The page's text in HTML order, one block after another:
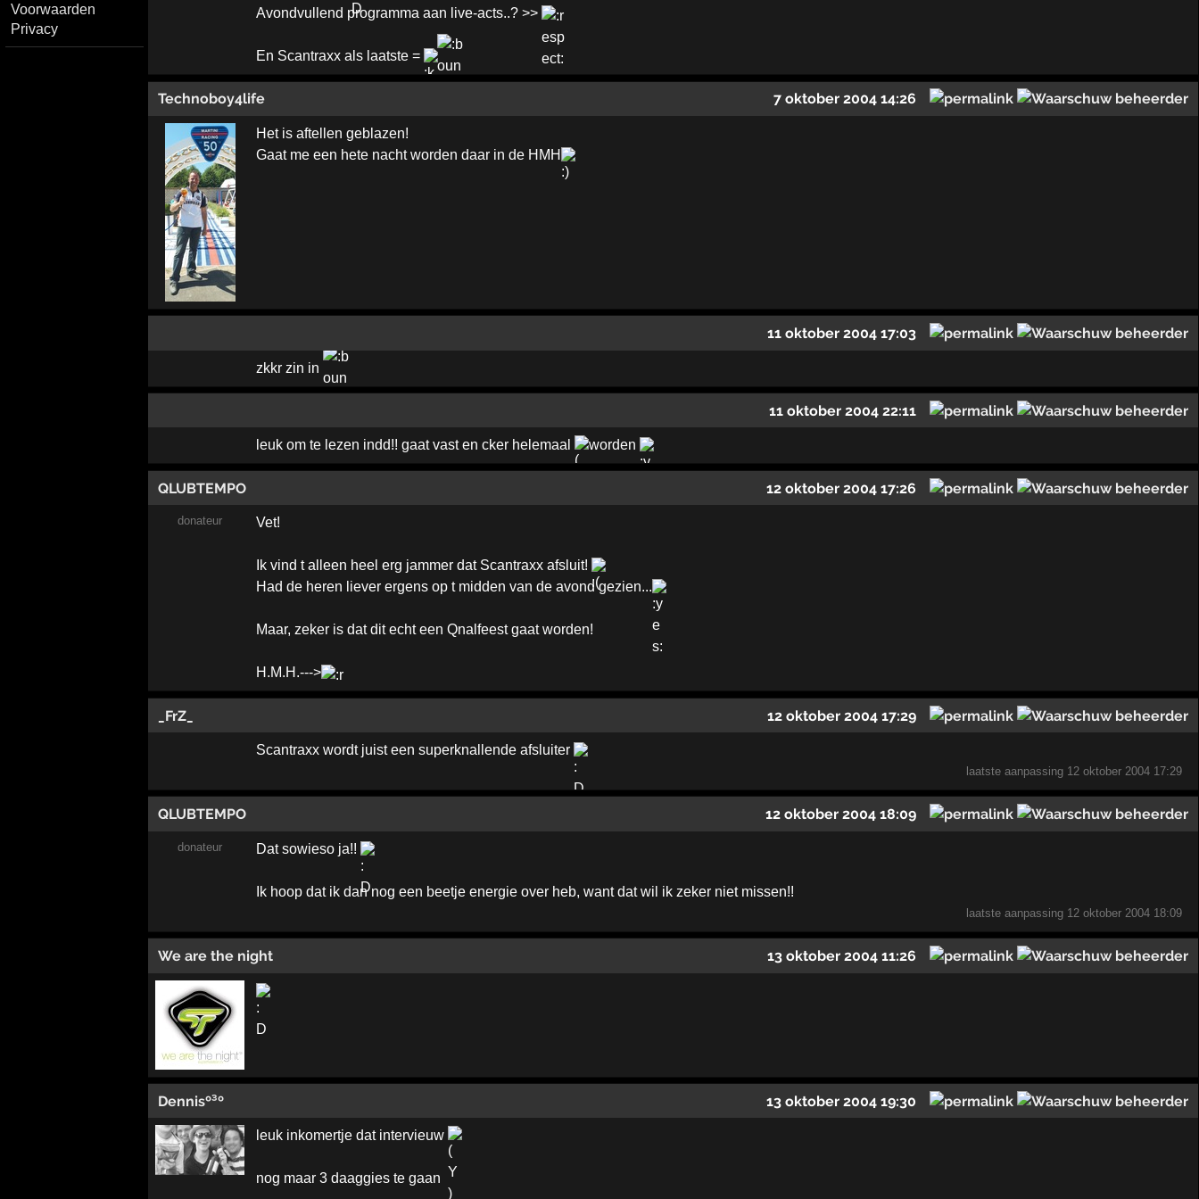
Voorwaarden
Privacy
Avondvullend programma aan live-acts..? >>
En Scantraxx als laatste =
Technoboy4life 7 oktober 2004 14:26
Het is aftellen geblazen!
Gaat me een hete nacht worden daar in de HMH
11 oktober 2004 17:03
zkkr zin in
11 oktober 2004 22:11
leuk om te lezen indd!! gaat vast en cker helemaal worden
QLUBTEMPO 12 oktober 2004 17:26
donateur Vet!
Ik vind t alleen heel erg jammer dat Scantraxx afsluit!
Had de heren liever ergens op t midden van de avond gezien...
Maar, zeker is dat dit echt een Qnalfeest gaat worden!
H.M.H.--->
_FrZ_ 12 oktober 2004 17:29
Scantraxx wordt juist een superknallende afsluiter
laatste aanpassing 12 oktober 2004 17:29
QLUBTEMPO 12 oktober 2004 18:09
donateur Dat sowieso ja!!
Ik hoop dat ik dan nog een beetje energie over heb, want dat wil ik zeker niet missen!!
laatste aanpassing 12 oktober 2004 18:09
We are the night 13 oktober 2004 11:26
Dennisº³º 13 oktober 2004 19:30
leuk inkomertje dat intervieuw
nog maar 3 daaggies te gaan